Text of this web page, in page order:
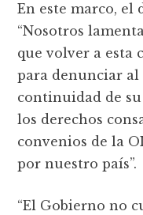
En este marco, el
“Nosotros
que volver a esta
para denunciar
continuidad de
los derechos
convenios de la
por nuestro país”.
“El Gobierno no